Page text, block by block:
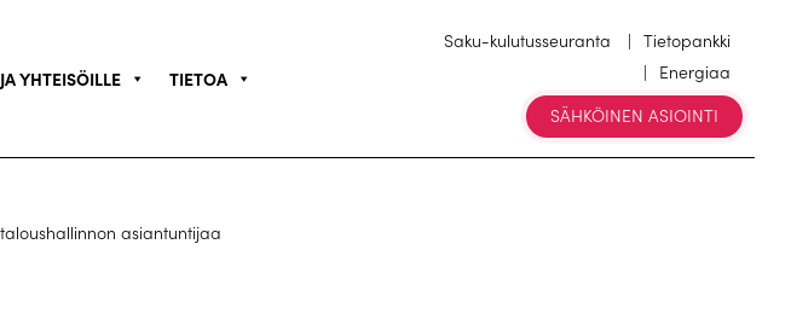
YHTEISÖILLE TIETOA
Saku-kulutusseuranta
Tietopankki
Energiaa
SÄHKÖINEN ASIOINTI
asiantuntijaa